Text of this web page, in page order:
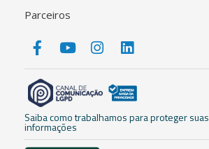
Parceiros
Saiba como trabalhamos para proteger suas
informações